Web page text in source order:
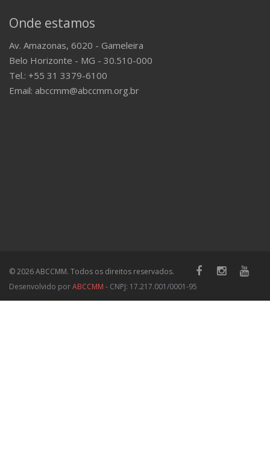
Onde estamos
Av. Amazonas, 6020 - Gameleira
Belo Horizonte - MG - 30.510-000
Tel.: +55 31 3379-6100
Email: abccmm@abccmm.org.br
© 2026 ABCCMM. Todos os direitos reservados.
Desenvolvido porABCCMM - CNPJ: 17.217.001/0001-95